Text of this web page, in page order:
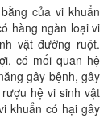
của vi khuẩn
hàng ngàn loại vi
vật đường ruột.
có mối quan hệ
gây bệnh, gây
hệ vi sinh vật
khuẩn có hại gây